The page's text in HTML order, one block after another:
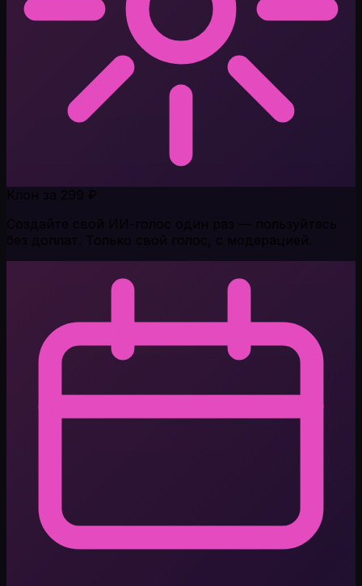
Клон за 299 ₽
Создайте свой ИИ-голос один раз — пользуйтесь
без доплат. Только свой голос, с модерацией.